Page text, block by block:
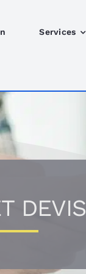
Services
DEVIS